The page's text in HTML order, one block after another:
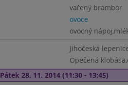
vařený brambor
ovoce
ovocný
Jihočeská
Opečená
Pátek 28. 11. 2014 (11:30 - 13:45)